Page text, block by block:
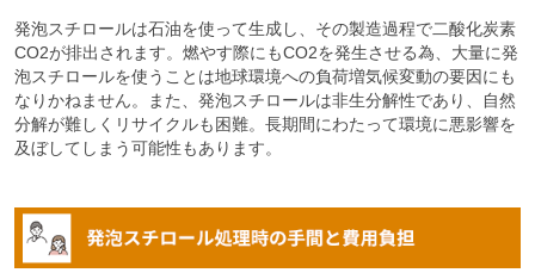
発泡スチロールは石油を使って生成し、その製造過程で二酸化炭素
CO2が排出されます。燃やす際にもCO2を発生させる為、大量に発
泡スチロールを使うことは地球環境への負荷増気候変動の要因にも
なりかねません。また、発泡スチロールは非生分解性であり、自然
分解が難しくリサイクルも困難。長期間にわたって環境に悪影響を
及ぼしてしまう可能性もあります。